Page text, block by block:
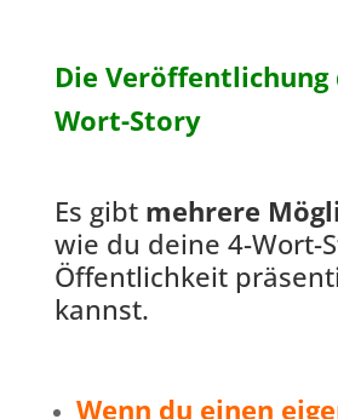
Die Veröffentlichung
Wort-Story
Es gibt mehrere
wie du deine 4-Wort-
Öffentlichkeit
kannst.
Wenn du einen